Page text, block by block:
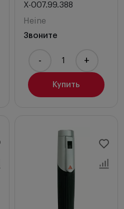
X-007.99.388
Heine
Звоните
Купить
- +